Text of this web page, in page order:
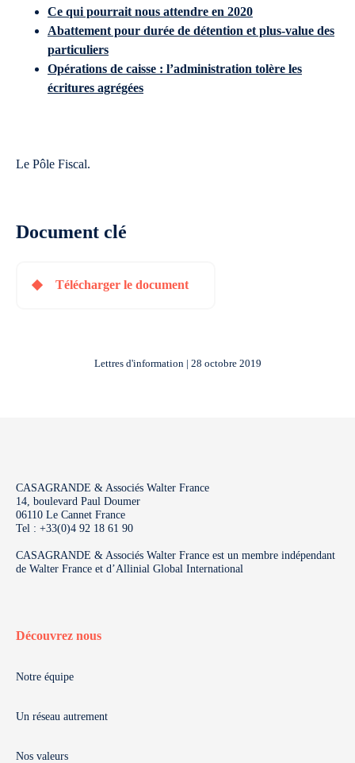
Ce qui pourrait nous attendre en 2020
Abattement pour durée de détention et plus-value des
particuliers
Opérations de caisse : l’administration tolère les
écritures agrégées
Le Pôle Fiscal.
Document clé
Télécharger le document
Lettres d'information | 28 octobre 2019
CASAGRANDE & Associés Walter France
14, boulevard Paul Doumer
06110 Le Cannet France
Tel : +33(0)4 92 18 61 90
CASAGRANDE & Associés Walter France est un membre indépendant
de Walter France et d’Allinial Global International
Découvrez nous
Notre équipe
Un réseau autrement
Nos valeurs